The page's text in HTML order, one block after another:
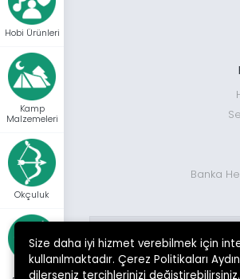
Hobi Ürünleri
Kamp
Malzemeleri
Okçuluk
Optik Ve
Banka
MÜŞTERİ
0 552 713 38
Size daha iyi hizmet verebilmek için
kullanılmaktadır. Çerez Politikaları
dilerseniz tercihlerinizi değiştirebilirsiniz.